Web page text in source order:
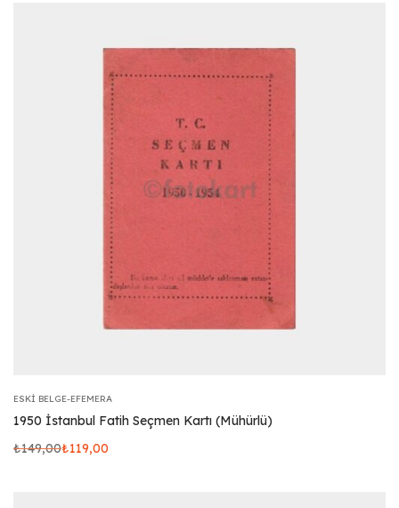
ESKI BELGE-EFEMERA
1950 İstanbul Fatih Seçmen Kartı (Mühürlü)
₺149,00₺119,00